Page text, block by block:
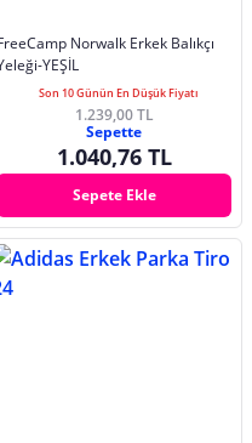
Norwalk Erkek Balıkçı
YEŞİL
Son 10 Günün En Düşük Fiyatı
1.239,00 TL
Sepette
1.040,76 TL
Sepete Ekle